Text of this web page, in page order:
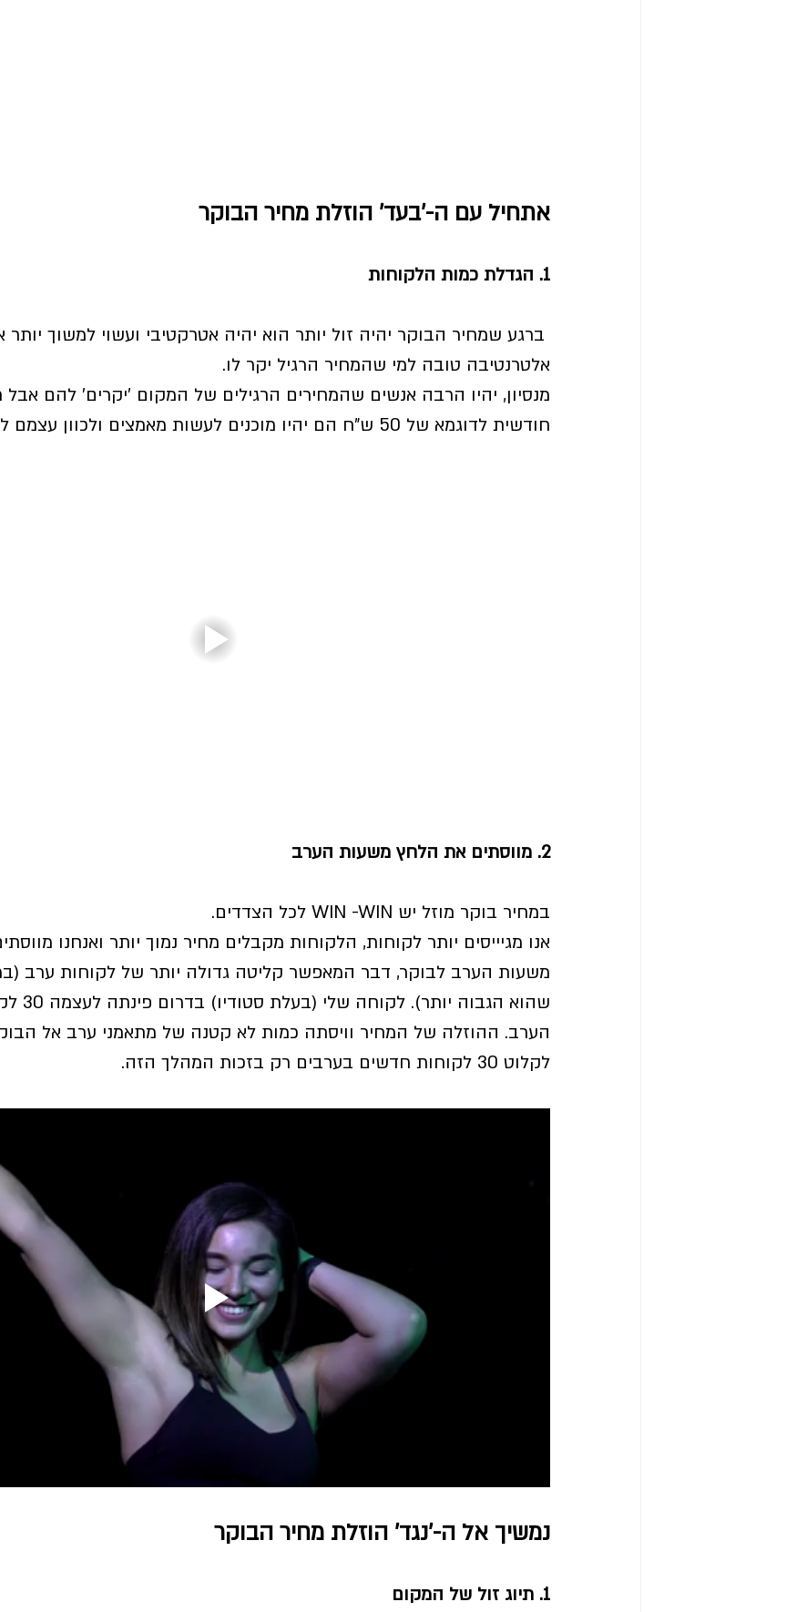
אתחיל עם ה-'בעד' הוזלת מחיר הבוקר
1. הגדלת כמות הלקוחות
ברגע שמחיר הבוקר יהיה זול יותר הוא יהיה אטרקטיבי ועשוי למשוך יותר
אלטרנטיבה טובה למי שהמחיר הרגיל יקר לו.
מנסיון, יהיו הרבה אנשים שהמחירים הרגילים של המקום 'יקרים' להם
חודשית לדוגמא של 50 ש"ח הם יהיו מוכנים לעשות מאמצים ולכוון עצמם להגיע בבקרים.
2. מווסתים את הלחץ משעות הערב
במחיר בוקר מוזל יש WIN -WIN לכל הצדדים.
אנו מגיייסים יותר לקוחות, הלקוחות מקבלים מחיר נמוך יותר ואנחנו
משעות הערב לבוקר, דבר המאפשר קליטה גדולה יותר של לקוחות ערב
שהוא
הערב. ההוזלה של המחיר וויסתה כמות לא קטנה של מתאמני ערב אל
לקלוט 30 לקוחות חדשים בערבים רק בזכות המהלך הזה.
נמשיך אל ה-'נגד' הוזלת מחיר הבוקר
1. תיוג זול של המקום